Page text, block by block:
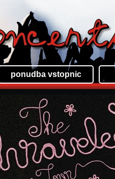
ponudba vstopnic